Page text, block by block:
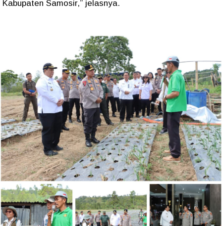
Kabupaten Samosir,” jelasnya.